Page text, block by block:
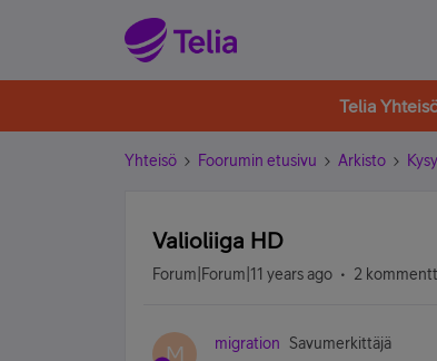
Telia
Yhteisö Foorumin etusivu Arkisto
Valioliiga HD
Forum|Forum|11 years ago 2
M migration
Savumerkittäjä